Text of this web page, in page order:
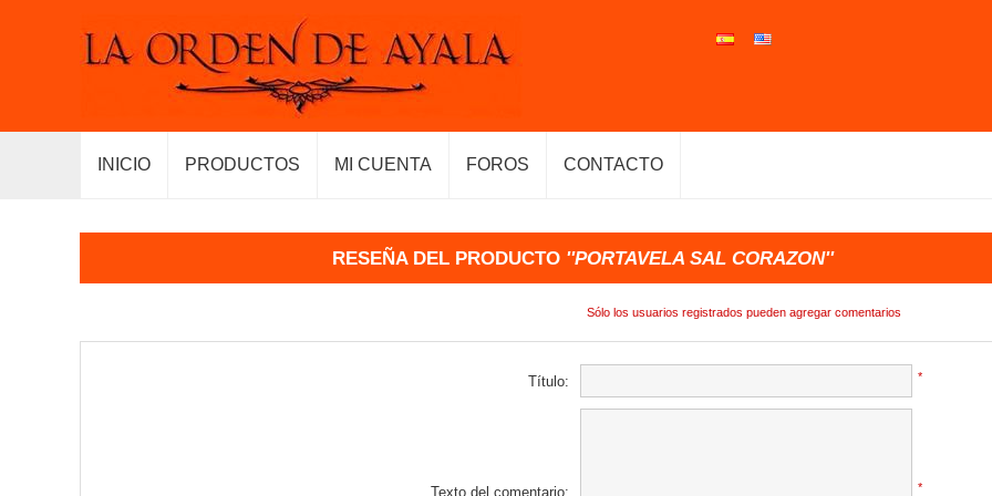
INICIO PRODUCTOS MI CUENTA FOROS CONTACTO
RESEÑA DEL PRODUCTO PORTAVELA SAL CORAZON
Sólo los usuarios registrados pueden agregar comentarios
Título: *
Texto del comentario: *